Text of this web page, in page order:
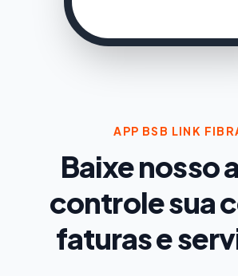
APP BSB LINK
Baixe nosso
controle sua
faturas e